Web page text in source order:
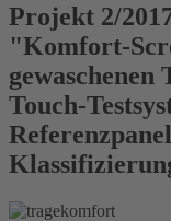
Projekt 2/
"Komfort-
Touch-